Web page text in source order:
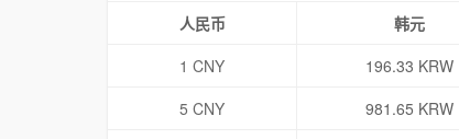
人民币 韩元
1 CNY
196.33 KRW
5 CNY
981.65 KRW